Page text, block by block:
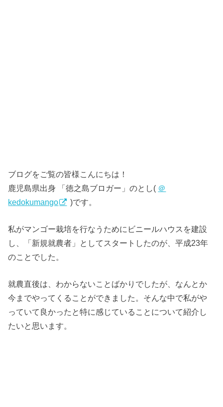
ブログをご覧の皆様こんにちは！
鹿児島県出身 「徳之島ブロガー」のとし( ＠
kedokumango
)です。
私がマンゴー栽培を行なうためにビニールハウスを建設
し、「新規就農者」としてスタートしたのが、平成23年
のことでした。
就農直後は、わからないことばかりでしたが、なんとか
今までやってくることができました。そんな中で私がや
っていて良かったと特に感じていることについて紹介し
たいと思います。